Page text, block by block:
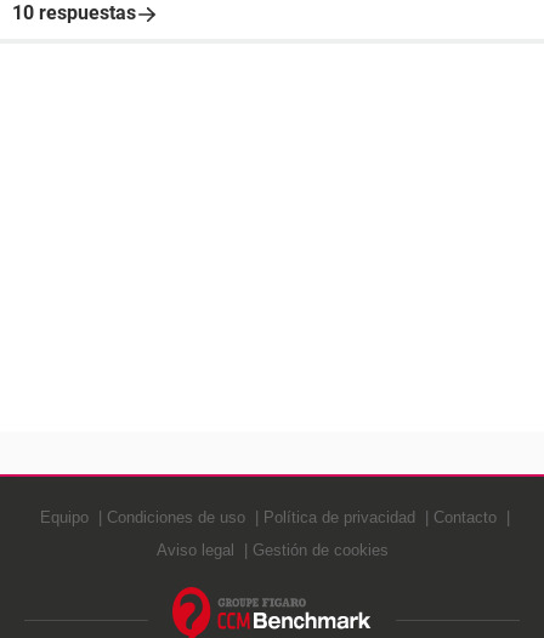
10 respuestas
Equipo Condiciones de uso Política de privacidad
Contacto
Aviso legal
Gestión de cookies